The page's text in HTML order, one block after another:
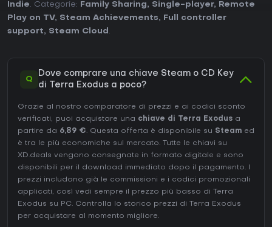
Indie. Categorie: Family Sharing, Single-player,
Remote
Play on TV, Steam Achievements,
Full controller
support, Steam Cloud .
Q
Dove comprare una chiave Steam o CD Key
di Terra Exodus a poco?
Grazie al nostro comparatore di prezzi e ai codici sconto
verificati, puoi acquistare una chiave di Terra Exodus a
partire da 6,89 €. Questa offerta è disponibile su Steam ed
è tra le più economiche sul mercato. Tutte le chiavi su
XD.deals vengono consegnate in formato digitale e sono
disponibili per il download immediato dopo il pagamento. I
prezzi includono già le commissioni e i codici promozionali
applicati, così vedi sempre il prezzo più basso di Terra
Exodus su PC. Controlla lo storico prezzi di Terra Exodus
per acquistare al momento migliore.